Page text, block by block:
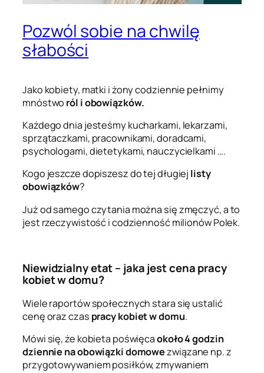
Pozwól sobie na chwilę
słabości
Jako kobiety, matki i żony codziennie pełnimy
mnóstwo ról i obowiązków.
Każdego dnia jesteśmy kucharkami, lekarzami,
sprzątaczkami, pracownikami, doradcami,
psychologami, dietetykami, nauczycielkami ….
Kogo jeszcze dopiszesz do tej długiej listy
obowiązków?
Już od samego czytania można się zmęczyć, a to
jest rzeczywistość i codzienność milionów Polek.
Niewidzialny etat – jaka jest cena pracy
kobiet w domu?
Wiele raportów społecznych stara się ustalić
cenę oraz czas pracy kobiet w domu.
Mówi się, że kobieta poświęcaokoło 4 godzin
dziennie na obowiązki domowezwiązane np. z
przygotowywaniem posiłków, zmywaniem